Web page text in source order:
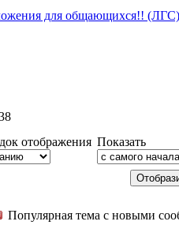
для общающихся!! (ЛГС)
отображения Показать
Популярная тема с новыми